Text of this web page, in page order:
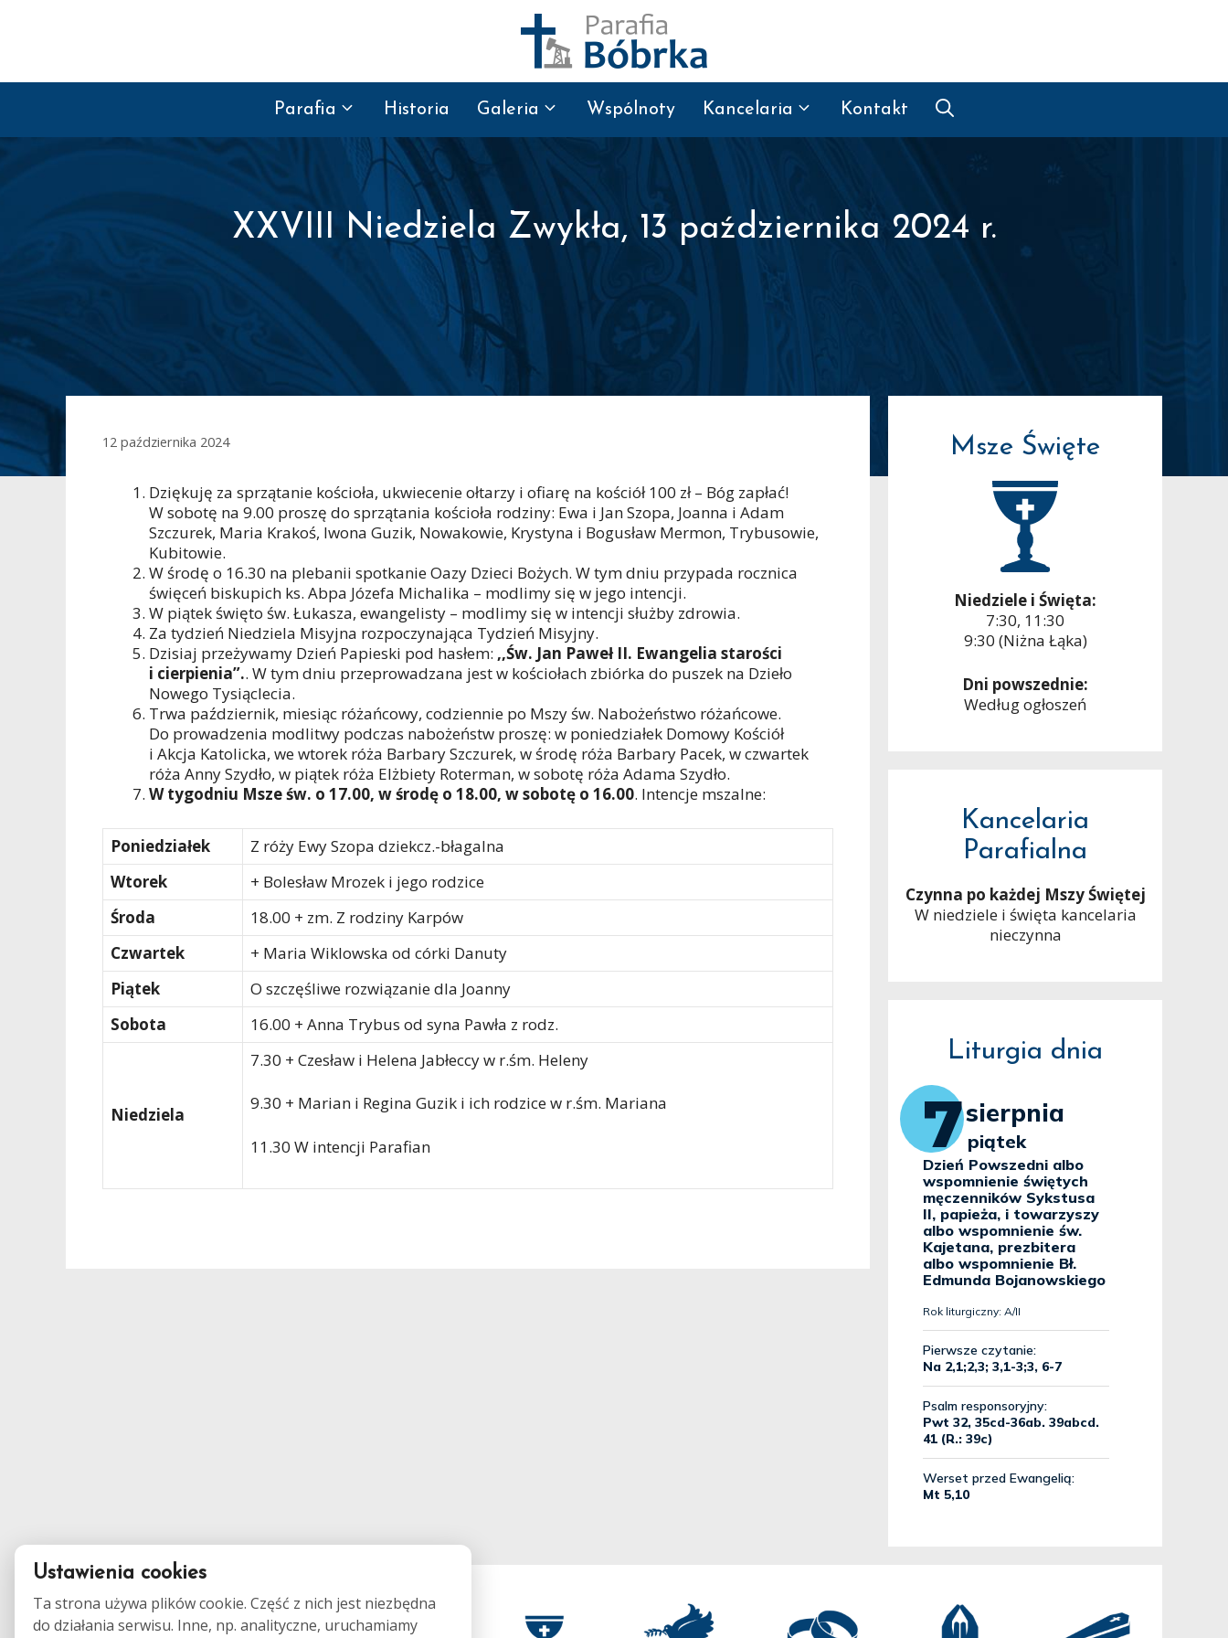
Parafia Historia Galeria Wspólnoty Kancelaria Kontakt
XXVIII Niedziela Zwykła, 13 października 2024 r.
12 października 2024
Dziękuję za sprzątanie kościoła, ukwiecenie ołtarzy i ofiarę na kościół 100 zł – Bóg zapłać!
W sobotę na 9.00 proszę do sprzątania kościoła rodziny: Ewa i Jan Szopa, Joanna i Adam
Szczurek, Maria Krakoś, Iwona Guzik, Nowakowie, Krystyna i Bogusław Mermon, Trybusowie,
Kubitowie.
W środę o 16.30 na plebanii spotkanie Oazy Dzieci Bożych. W tym dniu przypada rocznica
święceń biskupich ks. Abpa Józefa Michalika – modlimy się w jego intencji.
W piątek święto św. Łukasza, ewangelisty – modlimy się w intencji służby zdrowia.
Za tydzień Niedziela Misyjna rozpoczynająca Tydzień Misyjny.
Dzisiaj przeżywamy Dzień Papieski pod hasłem: ,,Św. Jan Paweł II. Ewangelia starości
i cierpienia”.. W tym dniu przeprowadzana jest w kościołach zbiórka do puszek na Dzieło
Nowego Tysiąclecia.
Trwa październik, miesiąc różańcowy, codziennie po Mszy św. Nabożeństwo różańcowe.
Do prowadzenia modlitwy podczas nabożeństw proszę: w poniedziałek Domowy Kościół
i Akcja Katolicka, we wtorek róża Barbary Szczurek, w środę róża Barbary Pacek, w czwartek
róża Anny Szydło, w piątek róża Elżbiety Roterman, w sobotę róża Adama Szydło.
W tygodniu Msze św. o 17.00, w środę o 18.00, w sobotę o 16.00. Intencje mszalne:
Poniedziałek
Z róży Ewy Szopa dziekcz.-błagalna
Wtorek
+ Bolesław Mrozek i jego rodzice
Środa
18.00 + zm. Z rodziny Karpów
Czwartek
+ Maria Wiklowska od córki Danuty
Piątek
O szczęśliwe rozwiązanie dla Joanny
Sobota
16.00 + Anna Trybus od syna Pawła z rodz.
Niedziela
7.30 + Czesław i Helena Jabłeccy w r.śm. Heleny
9.30 + Marian i Regina Guzik i ich rodzice w r.śm. Mariana
11.30 W intencji Parafian
Msze Święte
Niedziele i Święta:
7:30, 11:30
9:30 (Niżna Łąka)
Dni powszednie:
Według ogłoszeń
Kancelaria
Parafialna
Czynna po każdej Mszy Świętej
W niedziele i święta kancelaria
nieczynna
Liturgia dnia
Ustawienia cookies
Ta strona używa plików cookie. Część z nich jest niezbędna
do działania serwisu. Inne, np. analityczne, uruchamiamy